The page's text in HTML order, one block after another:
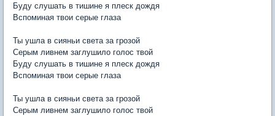
Буду слушать в тишине я плеск дождя
Вспоминая твои серые глаза
Ты ушла в сияньи света за грозой
Серым ливнем заглушило голос твой
Буду слушать в тишине я плеск дождя
Вспоминая твои серые глаза
Ты ушла в сияньи света за грозой
Серым ливнем заглушило голос твой